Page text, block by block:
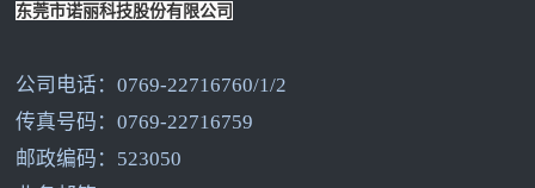
东莞市诺丽科技股份有限公司
公司电话：0769-22716760/1/2
传真号码：0769-22716759
邮政编码：523050